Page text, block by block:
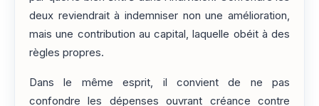
deux reviendrait à indemniser non une amélioration,
mais une contribution au capital, laquelle obéit à des
règles propres.
Dans le même esprit, il convient de ne pas
confondre les dépenses ouvrant créance contre